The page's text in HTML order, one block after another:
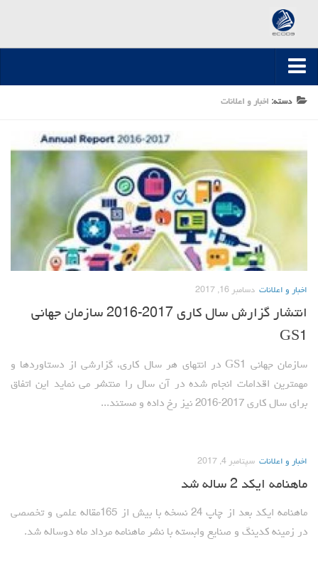
صفحه اصلی
مقالات تخصصی
مقالات سال 1396
مقالات سال 1399-1397
مقالات سال 1400
مقالات سال 1401
مقالات سال 1402
مقالات سال 1403
آرشیو
راهنمای نویسندگان
اطلاعات نشریه
دسته: اخبار و اعلانات
اخبار و اعلانات دسامبر 16, 2017
انتشار گزارش سال کاری 2017-2016 سازمان جهانی
GS1
سازمان جهانی GS1 در انتهای هر سال کاری، گزارشی از دستاوردها و
مهمترین اقدامات انجام شده در آن سال را منتشر می نماید این اتفاق
برای سال کاری 2017-2016 نیز رخ داده و مستند...
اخبار و اعلانات سپتامبر 4, 2017
ماهنامه ایکد 2 ساله شد
ماهنامه ایکد بعد از چاپ 24 نسخه با بیش از 165مقاله علمی و تخصصی
در زمینه کدینگ و صنایع وابسته با نشر ماهنامه مرداد ماه دوساله شد.